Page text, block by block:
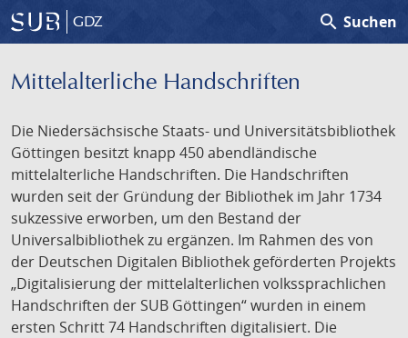
GDZ search Suchen
Mittelalterliche Handschriften
Die Niedersächsische Staats- und Universitätsbibliothek
Göttingen besitzt knapp 450 abendländische
mittelalterliche Handschriften. Die Handschriften
wurden seit der Gründung der Bibliothek im Jahr 1734
sukzessive erworben, um den Bestand der
Universalbibliothek zu ergänzen. Im Rahmen des von
der Deutschen Digitalen Bibliothek geförderten Projekts
„Digitalisierung der mittelalterlichen volkssprachlichen
Handschriften der SUB Göttingen“ wurden in einem
ersten Schritt 74 Handschriften digitalisiert. Die